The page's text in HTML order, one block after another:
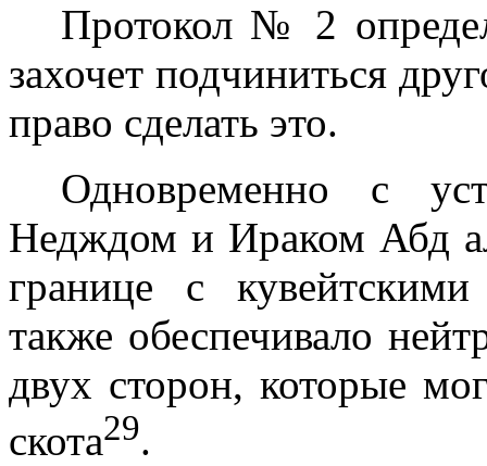
Протокол № 2
захочет подчи­ниться
право сделать это.
Одновременно с
Недждом и Ираком Абд
границе с
также обеспечивало
двух сторон, которые
скота29.